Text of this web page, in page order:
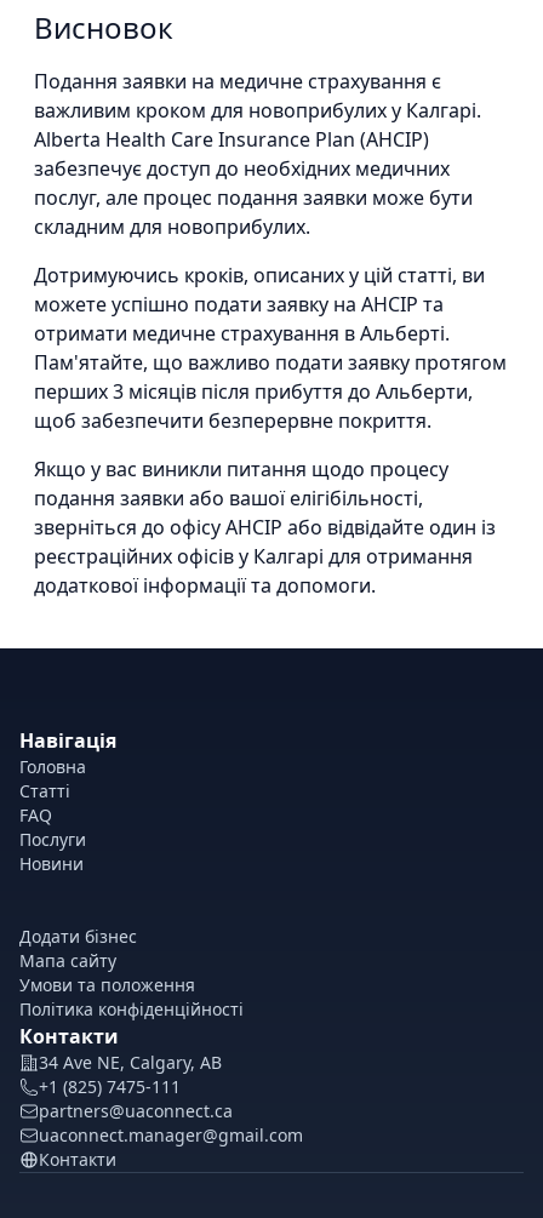
Висновок
Подання заявки на медичне страхування є
важливим кроком для новоприбулих у Калгарі.
Alberta Health Care Insurance Plan (AHCIP)
забезпечує доступ до необхідних медичних
послуг, але процес подання заявки може бути
складним для новоприбулих.
Дотримуючись кроків, описаних у цій статті, ви
можете успішно подати заявку на AHCIP та
отримати медичне страхування в Альберті.
Пам'ятайте, що важливо подати заявку протягом
перших 3 місяців після прибуття до Альберти,
щоб забезпечити безперервне покриття.
Якщо у вас виникли питання щодо процесу
подання заявки або вашої елігібільності,
зверніться до офісу AHCIP або відвідайте один із
реєстраційних офісів у Калгарі для отримання
додаткової інформації та допомоги.
Навігація
Головна
Статті
FAQ
Послуги
Новини
Додати бізнес
Мапа сайту
Умови та положення
Політика конфіденційності
Контакти
34 Ave NE, Calgary, AB
+1 (825) 7475-111
partners@uaconnect.ca
uaconnect.manager@gmail.com
Контакти